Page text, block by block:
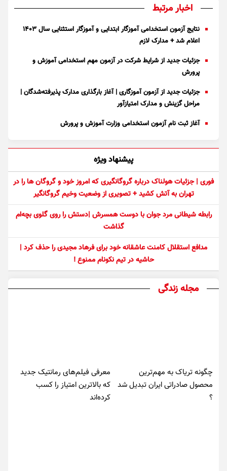
اخبار مرتبط
نتایج آزمون استخدامی آموزگار ابتدایی و آموزگار استثنایی سال ۱۴۰۳
اعلام شد + مدارک لازم
جزئیات جدید از شرایط شرکت در آزمون مهم استخدامی آموزش و
پرورش
جزئیات جدید از آزمون آموزگاری | آغاز بارگذاری مدارک پذیرفته‌شدگان |
مراحل گزینش و مدارک امتیازآور
آغاز ثبت نام آزمون استخدامی وزارت آموزش و پرورش
پیشنهاد ویژه
فوری | جزئیات هولناک درباره گروگانگیری که امروز خود و گروگان ها را در
تهران به آتش کشید + تصویری از وضعیت وخیم گروگانگیر
رابطه شیطانی مرد جوان با دوست همسرش |دستش را روی گلوی بچه‌ام
گذاشت
مدافع استقلال کامنت عاشقانه خود برای فرهاد مجیدی را حذف کرد |
حاشیه در تیم نکونام ممنوع !
مجله زندگی
چگونه تریاک به مهم‌ترین
محصول صادراتی ایران تبدیل شد
؟
معرفی فیلم‌های رمانتیک جدید
که بالاترین امتیاز را کسب
کرده‌اند